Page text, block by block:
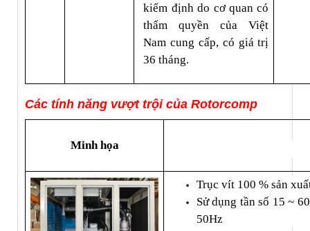
kiểm định do cơ quan có
thẩm quyền của Việt
Nam cung cấp, có giá trị
36 tháng.
Các tính năng vượt trội của Rotorcomp
Minh họa
Trục vít 100 % sản
Sử dụng tần số 15 ~
50Hz